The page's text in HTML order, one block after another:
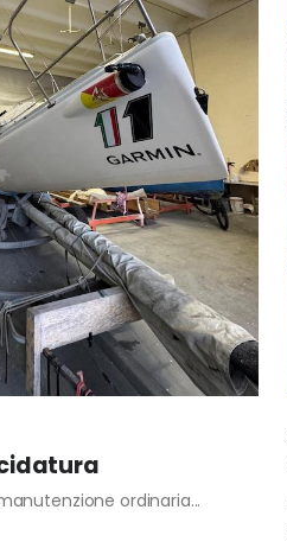
ordinaria...